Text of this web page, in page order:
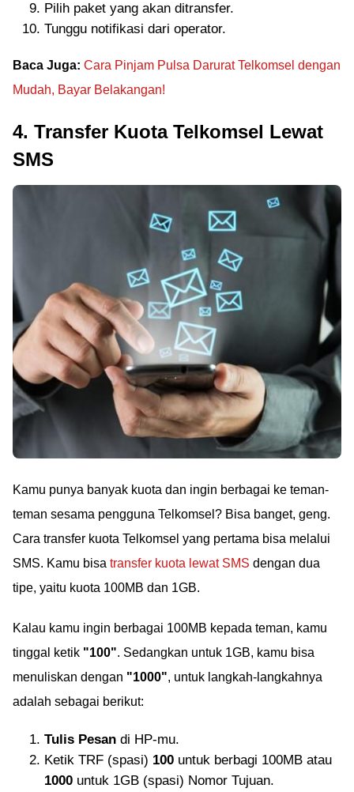
Pilih paket yang akan ditransfer.
Tunggu notifikasi dari operator.
Baca Juga: Cara Pinjam Pulsa Darurat Telkomsel dengan
Mudah, Bayar Belakangan!
4. Transfer Kuota Telkomsel Lewat
SMS
Kamu punya banyak kuota dan ingin berbagai ke teman-
teman sesama pengguna Telkomsel? Bisa banget, geng.
Cara transfer kuota Telkomsel yang pertama bisa melalui
SMS. Kamu bisa transfer kuota lewat SMS dengan dua
tipe, yaitu kuota 100MB dan 1GB.
Kalau kamu ingin berbagai 100MB kepada teman, kamu
tinggal ketik "100". Sedangkan untuk 1GB, kamu bisa
menuliskan dengan "1000", untuk langkah-langkahnya
adalah sebagai berikut:
Tulis Pesan di HP-mu.
Ketik TRF (spasi) 100 untuk berbagi 100MB atau
1000 untuk 1GB (spasi) Nomor Tujuan.